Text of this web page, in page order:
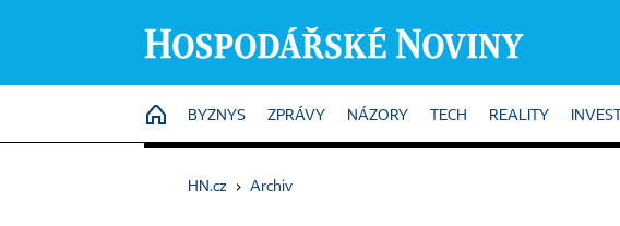
HOME
BYZNYS ZPRÁVY NÁZORY TECH REALITY
HN.cz › Archiv